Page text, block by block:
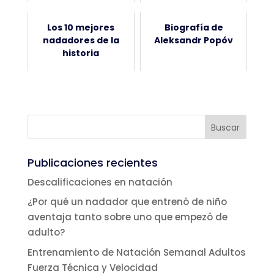
Los 10 mejores
nadadores de la
historia
Biografía de
Aleksandr Popóv
Publicaciones recientes
Descalificaciones en natación
¿Por qué un nadador que entrenó de niño
aventaja tanto sobre uno que empezó de
adulto?
Entrenamiento de Natación Semanal Adultos
Fuerza Técnica y Velocidad